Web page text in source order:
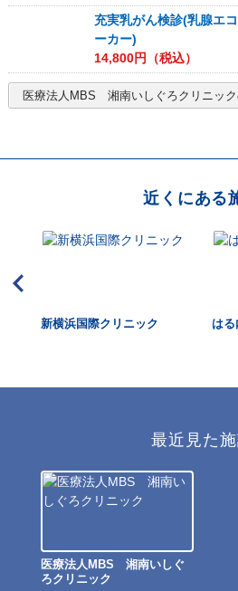
充実乳がん検診(乳腺エ
ーカー)
14,800円（税込）
医療法人MBS 湘南いしぐろクリニック
近くにある
新横浜国際クリニック は
最近見た
医療法人MBS 湘南いしぐ
ろクリニック